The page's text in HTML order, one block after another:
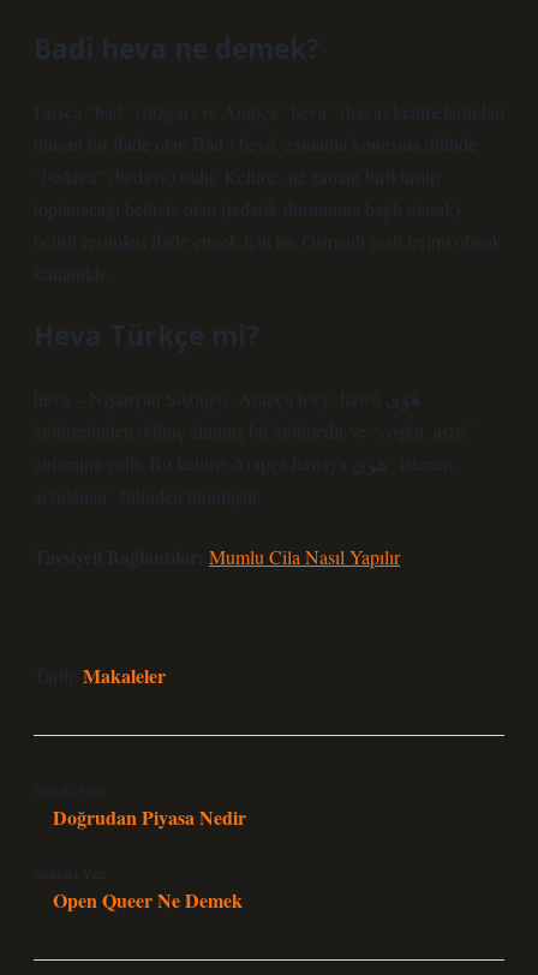
Badi heva ne demek?
Farsça “bâd” (rüzgar) ve Arapça “hevâ” (hava) kelimelerinden
oluşan bir ifade olan Bâd-ı hevâ, zamanla konuşma dilinde
“bedava” (bedava) oldu. Kelime, ne zaman biriktirilip
toplanacağı belirsiz olan (tedarik durumuna bağlı olarak)
belirli resimleri ifade etmek için bir Osmanlı mali terimi olarak
kullanıldı.
Heva Türkçe mi?
heva – Nişanyan Sözlüğü. Arapça hwy, hawā هَوَى
kelimesinden ödünç alınmış bir kelimedir ve “coşku, arzu”
anlamına gelir. Bu kelime Arapça hawiya هَويَ “istenen,
arzulanan” fiilinden türemiştir.
Tavsiyeli Bağlantılar: Mumlu Cila Nasıl Yapılır
Tarih: Makaleler
Önceki Yazı
Doğrudan Piyasa Nedir
Sonraki Yazı
Open Queer Ne Demek